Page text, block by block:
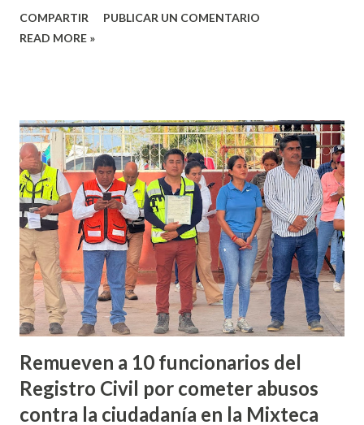
que ya fue nombrado un comisado político no se ha
vía Huajuapan- Acatlán en el tramo conocido como
Microondas, donde en otras ocasiones han sido
encontrados más personas sin vida. Los cuerpos sin vida de
estas dos personas no han sido identificados, sin embargo,
fueron encontrados maniatados, con signos de tortura y
presentaban un disparo de arma de fuego en la cabeza. De
estos hechos los vecinos de Zapotitlán han pedido al
Gobierno de Oaxaca que agilice los trámit...
COMPARTIR
PUBLICAR UN COMENTARIO
READ MORE »
Remueven a 10 funcionarios del
Registro Civil por cometer abusos
contra la ciudadanía en la Mixteca